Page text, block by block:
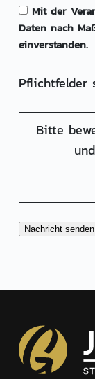
Mit der
Daten nach
einverstanden.
Pflichtfelder
Bitte